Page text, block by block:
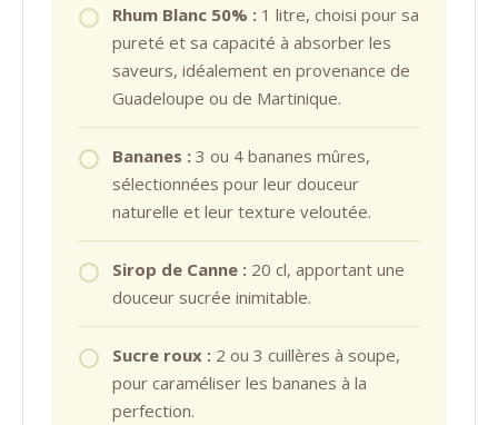
Rhum Blanc 50% : 1 litre, choisi pour sa
pureté et sa capacité à absorber les
saveurs, idéalement en provenance de
Guadeloupe ou de Martinique.
Bananes : 3 ou 4 bananes mûres,
sélectionnées pour leur douceur
naturelle et leur texture veloutée.
Sirop de Canne : 20 cl, apportant une
douceur sucrée inimitable.
Sucre roux : 2 ou 3 cuillères à soupe,
pour caraméliser les bananes à la
perfection.